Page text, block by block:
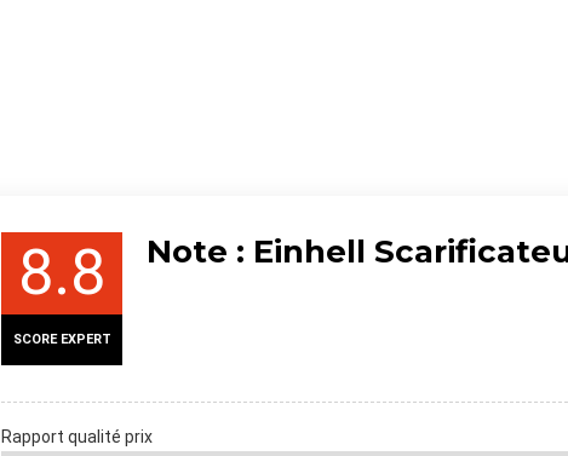
8.8
SCORE EXPERT
Note : Einhell
Rapport qualité prix